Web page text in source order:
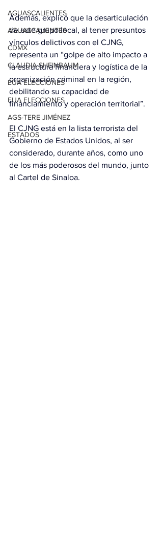
AGUASCALIENTES
AGUASCALIENTES
CDMX
CLAUDIA SHEINBAUM
EUA ELECCIONES
EUA ELECCIONES
AGS-TERE JIMÉNEZ
ESTADOS
Además, explicó que la desarticulación
de este grupo local, al tener presuntos
vínculos delictivos con el CJNG,
representa un “golpe de alto impacto a
la estructura financiera y logística de la
organización criminal en la región,
debilitando su capacidad de
financiamiento y operación territorial”.
El CJNG está en la lista terrorista del
Gobierno de Estados Unidos, al ser
considerado, durante años, como uno
de los más poderosos del mundo, junto
al Cartel de Sinaloa.